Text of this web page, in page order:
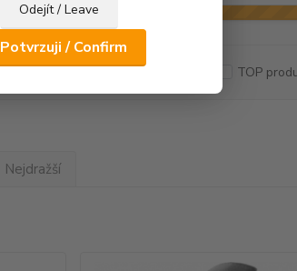
Odejít / Leave
Potvrzuji / Confirm
Akce Doprava ZDARMA TOP
Nejdražší